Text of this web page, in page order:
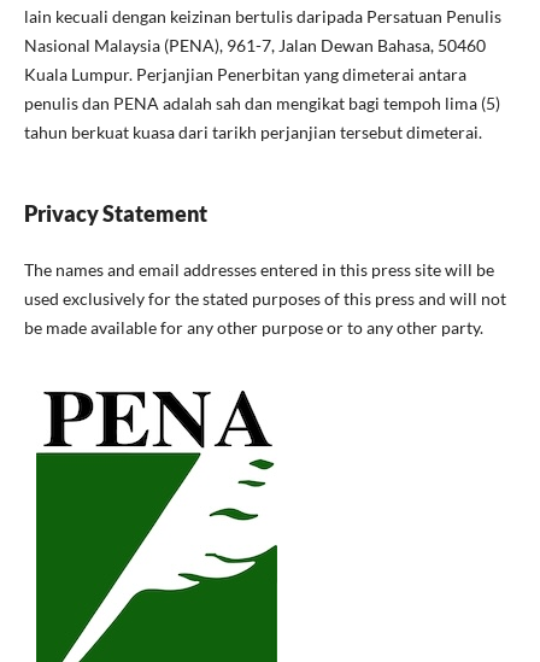
lain kecuali dengan keizinan bertulis daripada Persatuan Penulis
Nasional Malaysia (PENA), 961-7, Jalan Dewan Bahasa, 50460
Kuala Lumpur. Perjanjian Penerbitan yang dimeterai antara
penulis dan PENA adalah sah dan mengikat bagi tempoh lima (5)
tahun berkuat kuasa dari tarikh perjanjian tersebut dimeterai.
Privacy Statement
The names and email addresses entered in this press site will be
used exclusively for the stated purposes of this press and will not
be made available for any other purpose or to any other party.